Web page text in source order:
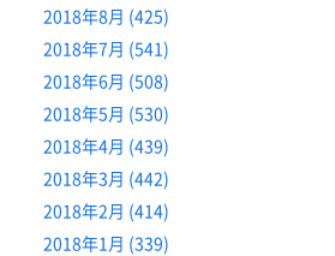
2018年8月 (425)
2018年7月 (541)
2018年6月 (508)
2018年5月 (530)
2018年4月 (439)
2018年3月 (442)
2018年2月 (414)
2018年1月 (339)